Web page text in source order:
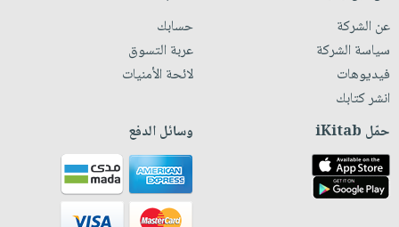
عن الشركة
سياسة الشركة
فيديوهات
انشر كتابك
حسابك
عربة التسوق
لائحة الأمنيات
حمّل iKitab وسائل الدفع